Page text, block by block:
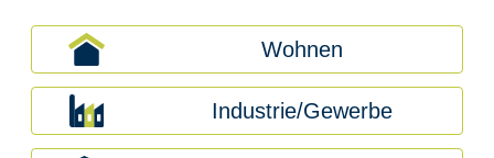
Wohnen
Industrie/Gewerbe